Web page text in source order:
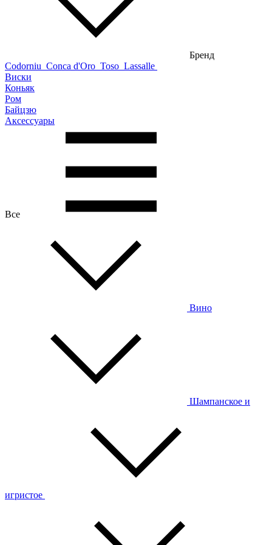
Бренд
Codorniu Conca d'Oro Toso Lassalle
Виски
Коньяк
Ром
Байцзю
Аксессуары
Все
Вино
Шампанское и
игристое